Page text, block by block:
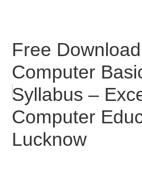
Free
Computer
Syllabus –
Computer
Lucknow